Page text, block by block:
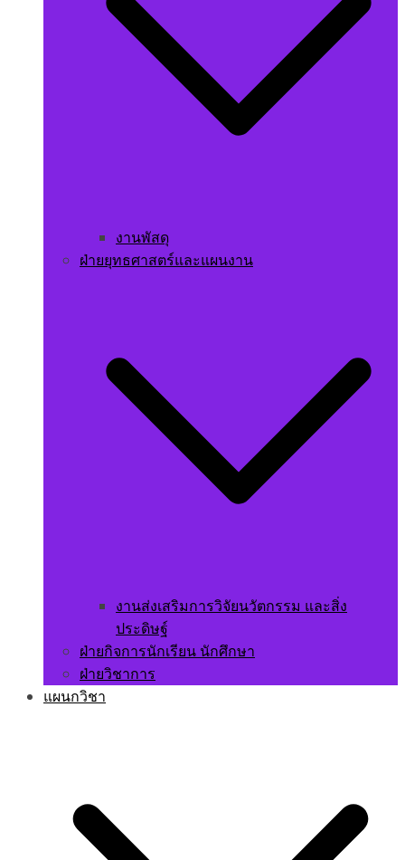
งานพัสดุ
ฝ่ายยุทธศาสตร์และแผนงาน
งานส่งเสริมการวิจัยนวัตกรรม และสิ่ง
ประดิษฐ์
ฝ่ายกิจการนักเรียน นักศึกษา
ฝ่ายวิชาการ
แผนกวิชา